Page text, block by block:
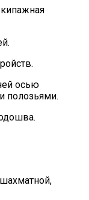
осью
полозьями.